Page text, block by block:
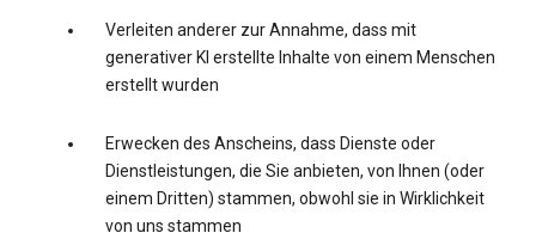
Verleiten anderer zur Annahme, dass mit
generativer KI erstellte Inhalte von einem Menschen
erstellt wurden
Erwecken des Anscheins, dass Dienste oder
Dienstleistungen, die Sie anbieten, von Ihnen (oder
einem Dritten) stammen, obwohl sie in Wirklichkeit
von uns stammen